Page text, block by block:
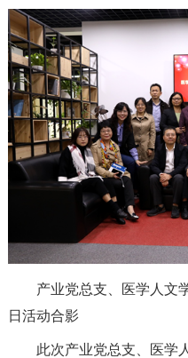
产业党总支、医学人文
日活动合影
此次产业党总支、医学